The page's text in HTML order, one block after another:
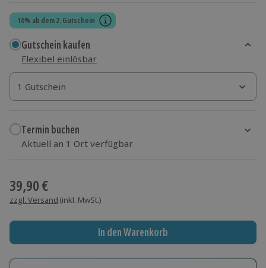
-10% ab dem 2. Gutschein
Gutschein kaufen
Flexibel einlösbar
1 Gutschein
1 Gutschein
1 Gutschein
Termin buchen
Aktuell an 1 Ort verfügbar
39,90 €
zzgl. Versand (inkl. MwSt.)
In den Warenkorb